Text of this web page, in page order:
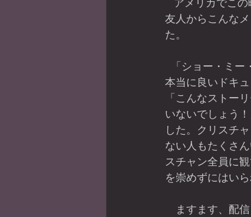
友人からこんな
た。
本当に良いドキ
「こんなストー
いないでしょう
した。クリスチ
ない人もたくさ
スチャン全員に
を崇めずにはい
ますます、配